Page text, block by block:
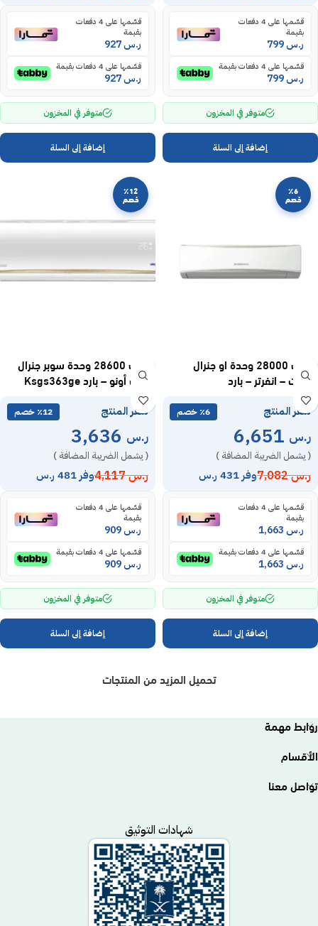
قسّمها على 4 دفعات
بقيمة
ر.س
قسّمها على 4 دفعات بقيمة
ر.س
متوفر في المخزون
إضافة إلى السلة
قسّمها على 4 دفعات
بقيمة
ر.س
قسّمها على 4 دفعات بقيمة
ر.س
متوفر في المخزون
إضافة إلى السلة
٪6
خصم
مكيف 28000 وحدة او جنرال
سبليت – انفرتر – بارد
ASSH30CXTAZ
سعر المنتج ٪6 خصم
ر.س
( يشمل الضريبة المضافة )
ر.س7,082 وفر 431 ر.س
قسّمها على 4 دفعات
بقيمة
ر.س
قسّمها على 4 دفعات بقيمة
ر.س
متوفر في المخزون
إضافة إلى السلة
٪12
خصم
مكيف 28600 وحدة سوبر جنرال
سبلت أونو – بارد Ksgs363ge
سعر المنتج ٪12 خصم
ر.س
( يشمل الضريبة المضافة )
ر.س4,117 وفر 481 ر.س
قسّمها على 4 دفعات
بقيمة
ر.س
قسّمها على 4 دفعات بقيمة
ر.س
متوفر في المخزون
إضافة إلى السلة
تحميل المزيد من المنتجات
روابط مهمة
الأقسام
تواصل معنا
شهادات التوثيق